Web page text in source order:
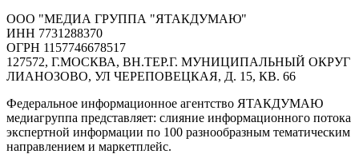
ООО "МЕДИА ГРУППА "ЯТАКДУМАЮ"
ИНН 7731288370
ОГРН 1157746678517
127572, Г.МОСКВА, ВН.ТЕР.Г. МУНИЦИПАЛЬНЫЙ ОКРУГ
ЛИАНОЗОВО, УЛ ЧЕРЕПОВЕЦКАЯ, Д. 15, КВ. 66
Федеральное информационное агентство ЯТАКДУМАЮ
медиагруппа представляет: слияние информационного потока
экспертной информации по 100 разнообразным тематическим
направлением и маркетплейс.